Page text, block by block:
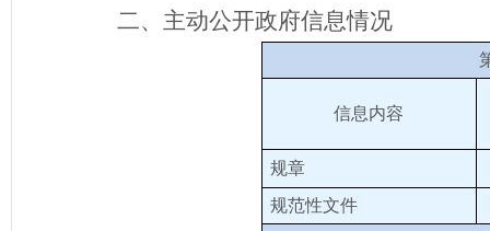
二、主动公开政府信息情况
信息内容
规章
规范性文件